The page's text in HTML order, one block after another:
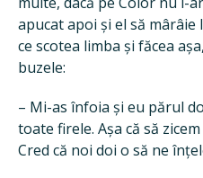
apucat apoi și el să mârâie
ce scotea limba și făcea
buzele:
– Mi-as înfoia și eu părul
toate firele. Așa că să
Cred că noi doi o să ne